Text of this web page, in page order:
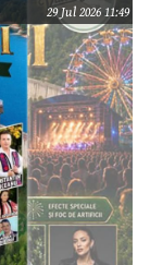
29 Jul 2026 11:49